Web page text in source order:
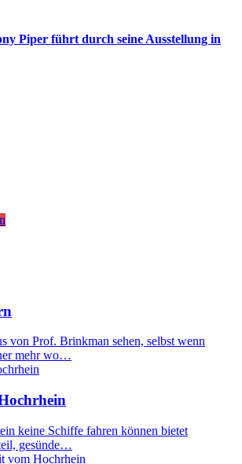
Piper führt durch seine Ausstellung in
von Prof. Brinkman sehen, selbst wenn
mehr wo…
keine Schiffe fahren können bietet
gesünde…